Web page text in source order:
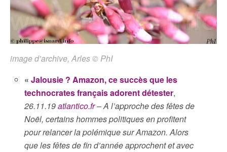
image d’archive, Arles © PhI
«Jalousie ? Amazon, ce succès que les
technocrates français adorent détester,
26.11.19atlantico.fr– A l’approche des fêtes de
Noël, certains hommes politiques en profitent
pour relancer la polémique sur Amazon. Alors
que les fêtes de fin d’année approchent et avec